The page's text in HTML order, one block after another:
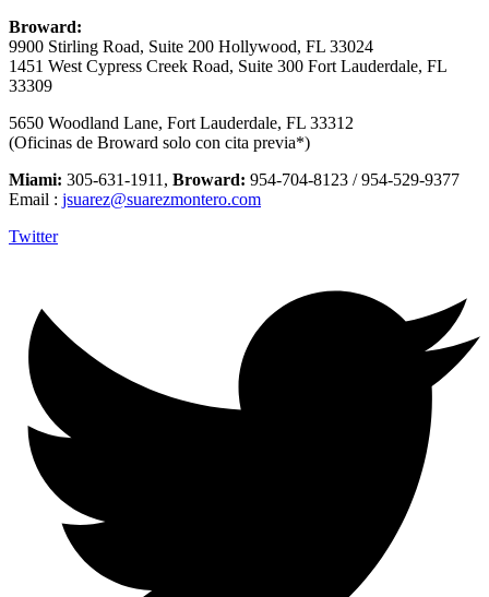
Broward:
9900 Stirling Road, Suite 200 Hollywood, FL 33024
1451 West Cypress Creek Road, Suite 300 Fort Lauderdale, FL
33309
5650 Woodland Lane, Fort Lauderdale, FL 33312
(Oficinas de Broward solo con cita previa*)
Miami: 305-631-1911, Broward: 954-704-8123 / 954-529-9377
Email : jsuarez@suarezmontero.com
Twitter